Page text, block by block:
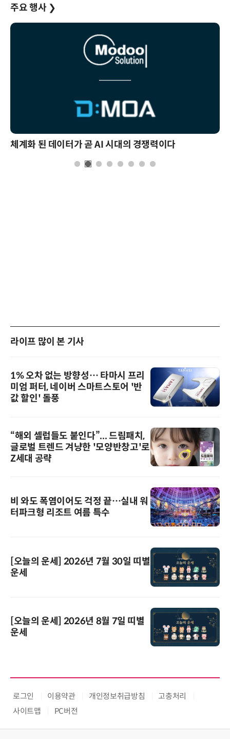
주요 행사 ❯
체계화 된 데이터가 곧 AI 시대의 경쟁력이다
라이프 많이 본 기사
1% 오차 없는 방향성… 타마시 프리
미엄 퍼터, 네이버 스마트스토어 '반
값 할인' 돌풍
“해외 셀럽들도 붙인다”... 드림패치,
글로벌 트렌드 겨냥한 '모양반창고'로
Z세대 공략
비 와도 폭염이어도 걱정 끝…실내 워
터파크형 리조트 여름 특수
[오늘의 운세] 2026년 7월 30일 띠별
운세
[오늘의 운세] 2026년 8월 7일 띠별
운세
로그인 이용약관 개인정보취급방침
고충처리
사이트맵
PC버전